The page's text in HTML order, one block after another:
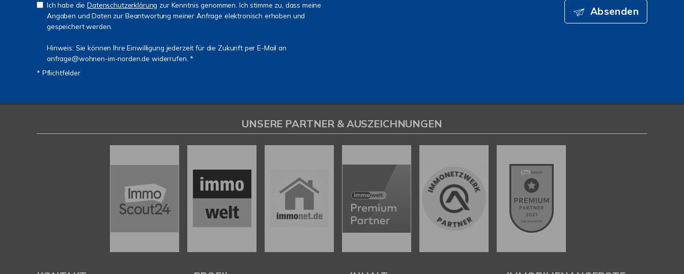
Ich habe dieDatenschutzerklärung zur Kenntnis genommen. Ich stimme zu, dass meine
Angaben und Daten zur Beantwortung meiner Anfrage elektronisch erhoben und
gespeichert werden.
Hinweis: Sie können Ihre Einwilligung jederzeit für die Zukunft per E-Mail an
anfrage@wohnen-im-norden.de widerrufen. *
* Pflichtfelder
Absenden
UNSERE PARTNER & AUSZEICHNUNGEN